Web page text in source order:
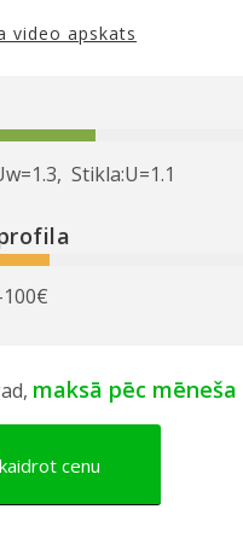
video apskats
Stikla:U=1.1
maksā pēc mēneša
cenu